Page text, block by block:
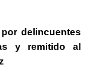
delincuentes
y remitido al